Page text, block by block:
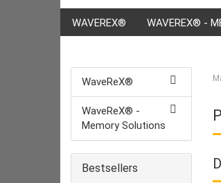
WAVEREX® WAVEREX® -
WaveReX®
WaveReX® -
Memory Solutions
Bestsellers